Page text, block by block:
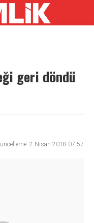
geri döndü
2 Nisan 2018 07:57